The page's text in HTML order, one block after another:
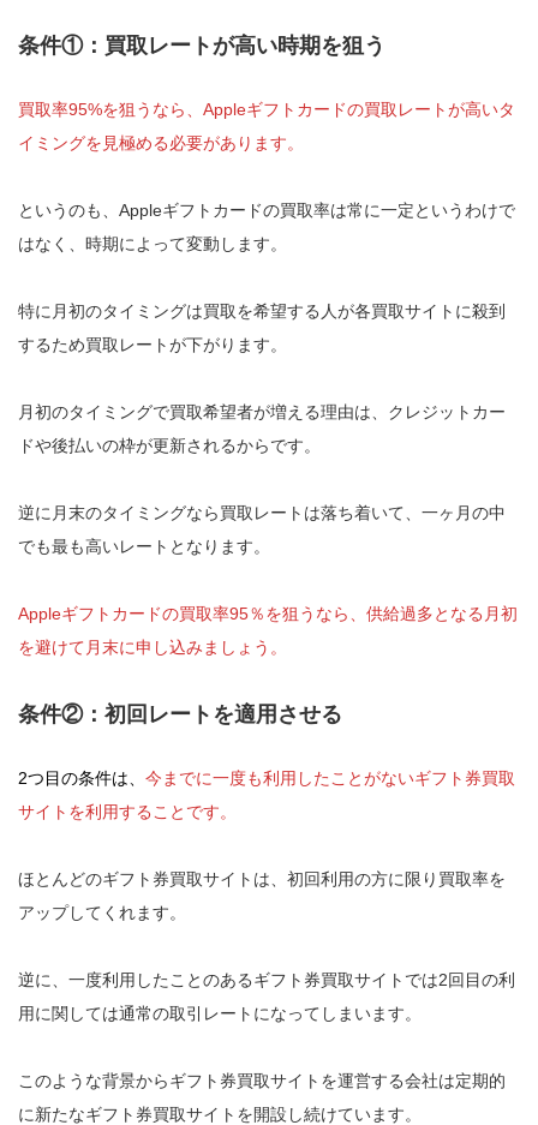
条件①：買取レートが高い時期を狙う
買取率95%を狙うなら、Appleギフトカードの買取レートが高いタ
イミングを見極める必要があります。
というのも、Appleギフトカードの買取率は常に一定というわけで
はなく、時期によって変動します。
特に月初のタイミングは買取を希望する人が各買取サイトに殺到
するため買取レートが下がります。
月初のタイミングで買取希望者が増える理由は、クレジットカー
ドや後払いの枠が更新されるからです。
逆に月末のタイミングなら買取レートは落ち着いて、一ヶ月の中
でも最も高いレートとなります。
Appleギフトカードの買取率95％を狙うなら、供給過多となる月初
を避けて月末に申し込みましょう。
条件②：初回レートを適用させる
2つ目の条件は、 今までに一度も利用したことがないギフト券買取
サイトを利用することです。
ほとんどのギフト券買取サイトは、初回利用の方に限り買取率を
アップしてくれます。
逆に、一度利用したことのあるギフト券買取サイトでは2回目の利
用に関しては通常の取引レートになってしまいます。
このような背景からギフト券買取サイトを運営する会社は定期的
に新たなギフト券買取サイトを開設し続けています。